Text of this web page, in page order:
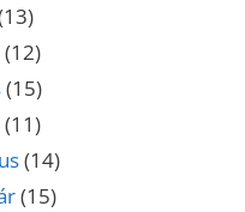
(12)
(15)
(11)
(14)
(15)